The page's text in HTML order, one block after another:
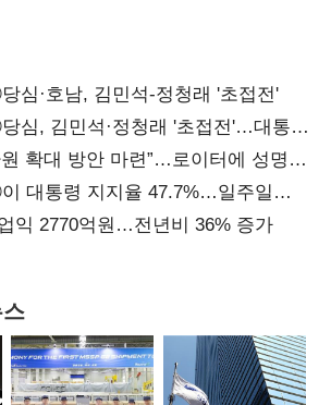
심·호남, 김민석-정청래 '초접전'
심, 김민석·정청래 '초접전'…대통령
'(종합)
확대 방안 마련”…로이터에 성명
대통령 지지율 47.7%…일주일
익 2770억원…전년비 36% 증가